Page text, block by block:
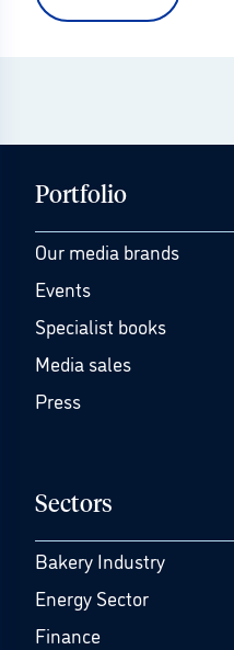
Portfolio
Our media brands
Events
Specialist books
Media sales
Press
Sectors
Bakery Industry
Energy Sector
Finance